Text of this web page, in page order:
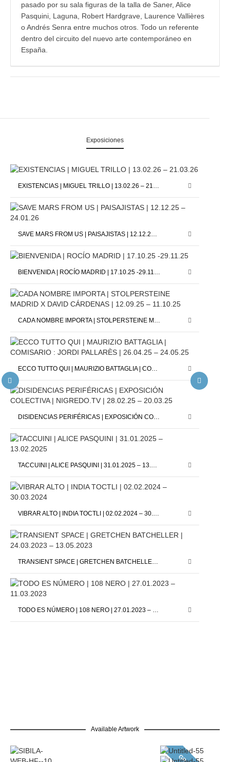
pasado por su sala figuras de la talla de Saner, Alice
Pasquini, Laguna, Robert Hardgrave, Laurence Vallières
o Andrés Senra entre muchos otros. Todo un referente
dentro del circuito del nuevo arte contemporáneo en
España.
Exposiciones
EXISTENCIAS | MIGUEL TRILLO | 13.02.26 – 21.03.26
SAVE MARS FROM US | PAISAJISTAS | 12.12.25 – 24.01.26
BIENVENIDA | ROCÍO MADRID | 17.10.25 -29.11.25
CADA NOMBRE IMPORTA | STOLPERSTEINE MADRID X DAVID CÁRDENAS | 12.09.25 – 11.10.25
ECCO TUTTO QUI | MAURIZIO BATTAGLIA | COMISARIO : JORDI PALLARÈS | 26.04.25 – 24.05.25
DISIDENCIAS PERIFÉRICAS | EXPOSICIÓN COLECTIVA | NIGREDO.TV | 28.02.25 – 20.03.25
TACCUINI | ALICE PASQUINI | 31.01.2025 – 13.02.2025
VIBRAR ALTO | INDIA TOCTLI | 02.02.2024 – 30.03.2024
TRANSIENT SPACE | GRETCHEN BATCHELLER | 24.03.2023 – 13.05.2023
TODO ES NÚMERO | 108 NERO | 27.01.2023 – 11.03.2023
Available Artwork